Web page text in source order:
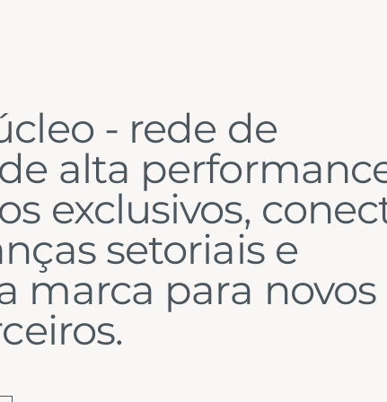
- rede de
alta
exclusivos,
setoriais e
marca para novos